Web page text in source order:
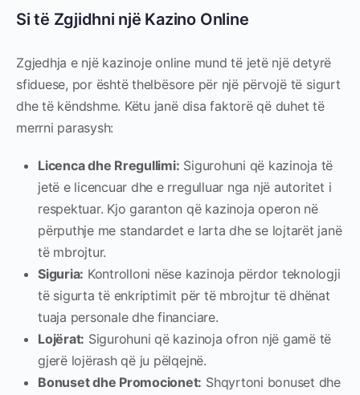
Si të Zgjidhni një Kazino Online
Zgjedhja e një kazinoje online mund të jetë një detyrë
sfiduese, por është thelbësore për një përvojë të sigurt
dhe të këndshme. Këtu janë disa faktorë që duhet të
merrni parasysh:
Licenca dhe Rregullimi: Sigurohuni që kazinoja të
jetë e licencuar dhe e rregulluar nga një autoritet i
respektuar. Kjo garanton që kazinoja operon në
përputhje me standardet e larta dhe se lojtarët janë
të mbrojtur.
Siguria: Kontrolloni nëse kazinoja përdor teknologji
të sigurta të enkriptimit për të mbrojtur të dhënat
tuaja personale dhe financiare.
Lojërat: Sigurohuni që kazinoja ofron një gamë të
gjerë lojërash që ju pëlqejnë.
Bonuset dhe Promocionet: Shqyrtoni bonuset dhe